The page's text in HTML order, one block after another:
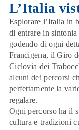
L’Italia
Esplorare l’Italia in
di entrare in
godendo di ogni
Francigena, il Giro
Ciclovia dei
alcuni dei percorsi
perfettamente la
regalare.
Ogni percorso ha il
cultura e tradizioni